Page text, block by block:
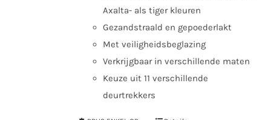
Axalta- als tiger kleuren
Gezandstraald en gepoederlakt
Met veiligheidsbeglazing
Verkrijgbaar in verschillende maten
Keuze uit 11 verschillende
deurtrekkers